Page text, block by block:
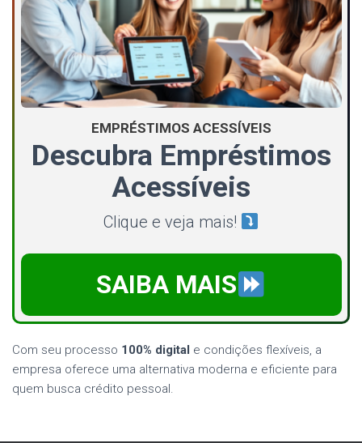
EMPRÉSTIMOS ACESSÍVEIS
Descubra Empréstimos
Acessíveis
Clique e veja mais!
SAIBA MAIS
Com seu processo 100% digital e condições flexíveis, a
empresa oferece uma alternativa moderna e eficiente para
quem busca crédito pessoal.